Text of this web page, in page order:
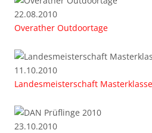
22.08.2010
Overather Outdoortage
11.10.2010
Landesmeisterschaft
23.10.2010